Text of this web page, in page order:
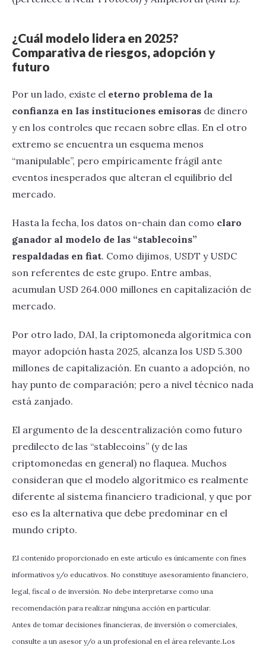
¿Cuál modelo lidera en 2025?
Comparativa de riesgos, adopción y
futuro
Por un lado, existe el eterno problema de la
confianza en las instituciones emisoras de dinero
y en los controles que recaen sobre ellas. En el otro
extremo se encuentra un esquema menos
“manipulable”, pero empíricamente frágil ante
eventos inesperados que alteran el equilibrio del
mercado.
Hasta la fecha, los datos on-chain dan como claro
ganador al modelo de las “stablecoins”
respaldadas en fiat. Como dijimos, USDT y USDC
son referentes de este grupo. Entre ambas,
acumulan USD 264.000 millones en capitalización de
mercado.
Por otro lado, DAI, la criptomoneda algorítmica con
mayor adopción hasta 2025, alcanza los USD 5.300
millones de capitalización. En cuanto a adopción, no
hay punto de comparación; pero a nivel técnico nada
está zanjado.
El argumento de la descentralización como futuro
predilecto de las “stablecoins” (y de las
criptomonedas en general) no flaquea. Muchos
consideran que el modelo algorítmico es realmente
diferente al sistema financiero tradicional, y que por
eso es la alternativa que debe predominar en el
mundo cripto.
El contenido proporcionado en este artículo es únicamente con fines
informativos y/o educativos. No constituye asesoramiento financiero,
legal, fiscal o de inversión. No debe interpretarse como una
recomendación para realizar ninguna acción en particular.
Antes de tomar decisiones financieras, de inversión o comerciales,
consulte a un asesor y/o a un profesional en el área relevante.Los